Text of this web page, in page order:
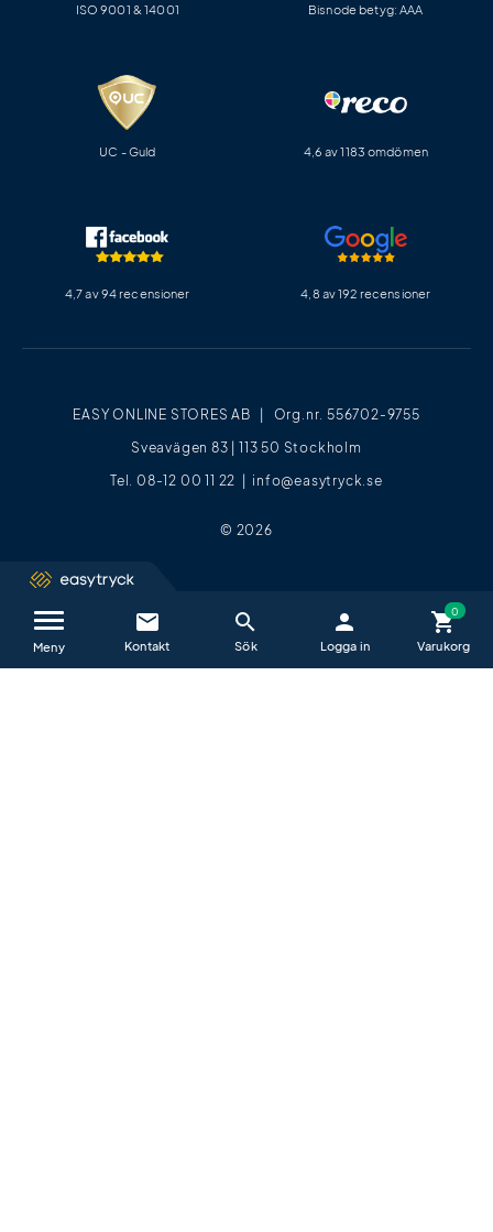
Kontakta oss / FAQ close
EASY ONLINE STORES AB | Org.nr. 556702-9755
Sveavägen 83 | 113 50 Stockholm
Tel. 08-12 00 11 22 | info@easytryck.se
© 2026
ISO 9001 & 14001 Bisnode betyg: AAA
UC - Guld 4,6 av 1183 omdömen
4,7 av 94 recensioner 4,8 av 192 recensioner
Meny
email search person shopping_cart